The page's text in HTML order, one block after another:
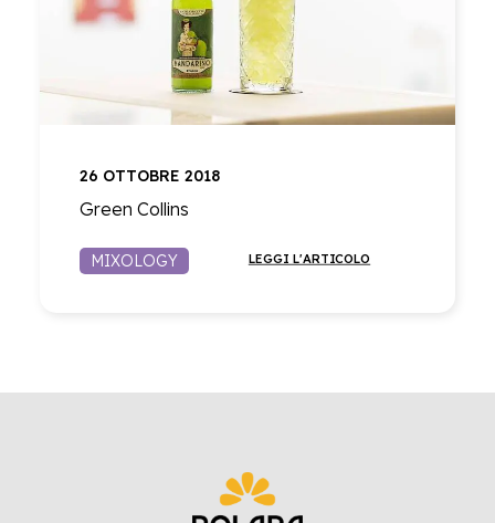
26 OTTOBRE 2018
Green Collins
LEGGI L'ARTICOLO
MIXOLOGY